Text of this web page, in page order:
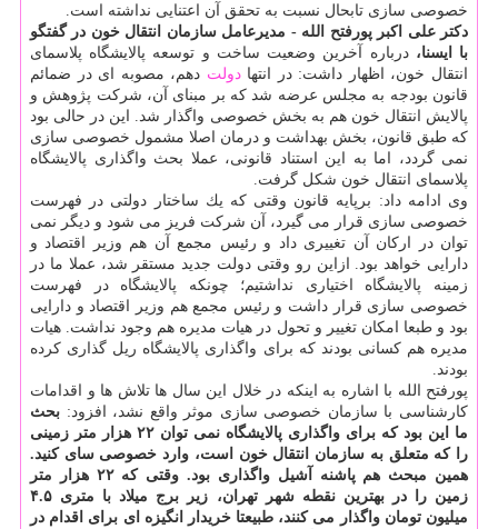
خصوصی سازی تابحال نسبت به تحقق آن اعتنایی نداشته است.
دكتر علی اكبر پورفتح الله - مدیرعامل سازمان انتقال خون در گفتگو
با ایسنا،درباره آخرین وضعیت ساخت و توسعه پالایشگاه پلاسمای
انتقال خون، اظهار داشت: در انتهادولت دهم، مصوبه ای در ضمائم
قانون بودجه به مجلس عرضه شد كه بر مبنای آن، شركت پژوهش و
پالایش انتقال خون هم به بخش خصوصی واگذار شد. این در حالی بود
كه طبق قانون، بخش بهداشت و درمان اصلا مشمول خصوصی سازی
نمی گردد، اما به این استناد قانونی، عملا بحث واگذاری پالایشگاه
پلاسمای انتقال خون شكل گرفت.
وی ادامه داد: برپایه قانون وقتی كه یك ساختار دولتی در فهرست
خصوصی سازی قرار می گیرد، آن شركت فریز می شود و دیگر نمی
توان در اركان آن تغییری داد و رئیس مجمع آن هم وزیر اقتصاد و
دارایی خواهد بود. ازاین رو وقتی دولت جدید مستقر شد، عملا ما در
زمینه پالایشگاه اختیاری نداشتیم؛ چونكه پالایشگاه در فهرست
خصوصی سازی قرار داشت و رئیس مجمع هم وزیر اقتصاد و دارایی
بود و طبعا امكان تغییر و تحول در هیات مدیره هم وجود نداشت. هیات
مدیره هم كسانی بودند كه برای واگذاری پالایشگاه ریل گذاری كرده
بودند.
پورفتح الله با اشاره به اینكه در خلال این سال ها تلاش ها و اقدامات
كارشناسی با سازمان خصوصی سازی موثر واقع نشد، افزود: بحث
ما این بود كه برای واگذاری پالایشگاه نمی توان ۲۲ هزار متر زمینی
را كه متعلق به سازمان انتقال خون است، وارد خصوصی سای كنید.
همین مبحث هم پاشنه آشیل واگذاری بود. وقتی كه ۲۲ هزار متر
زمین را در بهترین نقطه شهر تهران، زیر برج میلاد با متری ۴.۵
میلیون تومان واگذار می كنند، طبیعتا خریدار انگیزه ای برای اقدام در